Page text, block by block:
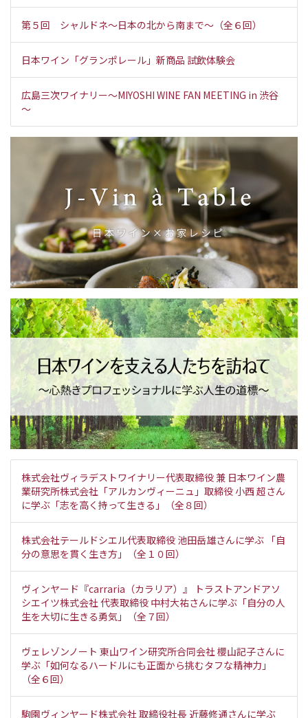
第５回 シャルドネ～日本の北から南まで～（全６回）
日本ワイン「グランポレール」新商品 試飲体験会
広島三次ワイナリー～MIYOSHI WINE FAN MEETING in 渋谷
～
株式会社ヴィラデストワイナリー代表取締役 兼 日本ワイン農
業研究所株式会社「アルカンヴィーニュ」取締役 小西 超さん
に学ぶ「志を高く持って生きる」（全８回）
株式会社テールドシエル代表取締役 池田岳雄さんに学ぶ 「自
分の意思を貫く生き方」（全１０回）
ヴィンヤード『carraria（カラリア）』 トラストアンドアソ
シエイツ株式会社 代表取締役 中村大祐さんに学ぶ「自分の人
生を大切に生きる勇気」（全７回）
ヴェレゾンノート 東山ワイン研究所合同会社 櫻山記子さんに
学ぶ「如何なるハードルにも正面から挑むタフな精神力」
（全６回）
駒園ヴィンヤード株式会社 取締役社長 近藤修通さんに学ぶ